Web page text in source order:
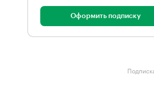
Оформить подписку